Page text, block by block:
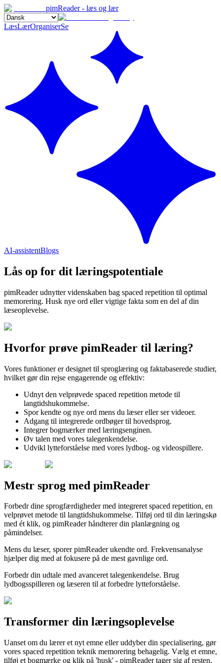
pimReader - læs og lær
LæsLærOrganiserSe
AI-assistentBlogs
Lås op for dit læringspotentiale
pimReader udnytter videnskaben bag spaced repetition til optimal
memorering. Husk nye ord eller vigtige fakta som en del af din
læseoplevelse.
Hvorfor prøve pimReader til læring?
Vores funktioner er designet til sproglæring og faktabaserede studier,
hvilket gør din rejse engagerende og effektiv:
Udnyt den velprøvede spaced repetition metode til
langtidshukommelse.
Spor kendte og nye ord mens du læser eller ser videoer.
Adgang til integrerede ordbøger til hovedsprog.
Integrer bogmærker med læringsenginen.
Øv talen med vores talegenkendelse.
Udvikl lytteforståelse med vores lydbog- og videospillere.
Mestr sprog med pimReader
Forbedr dine sprogfærdigheder med integreret spaced repetition, en
velprøvet metode til langtidshukommelse. Tilføj ord til din læringskø
med ét klik, og pimReader håndterer din planlægning og
påmindelser.
Mens du læser, sporer pimReader ukendte ord. Frekvensanalyse
hjælper dig med at fokusere på de mest gavnlige ord.
Forbedr din udtale med avanceret talegenkendelse. Brug
lydbogsspilleren og læseren til at forbedre lytteforståelse.
Transformer din læringsoplevelse
Uanset om du lærer et nyt emne eller uddyber din specialisering, gør
vores spaced repetition teknik memorering behagelig. Vælg et emne,
tilføj et bogmærke og klik på 'husk' - pimReader tager sig af resten.